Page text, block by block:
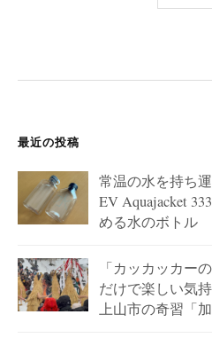
ー
送
最近の投稿
常温の水を持ち
EV Aquajacket
める水のボトル
「カッカッカ
だけで楽しい気
上山市の奇習「